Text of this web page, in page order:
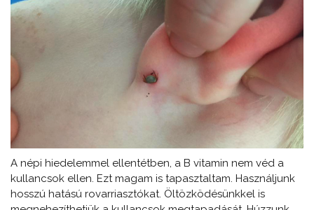
A népi hiedelemmel ellentétben, a B vitamin nem véd a
kullancsok ellen. Ezt magam is tapasztaltam. Használjunk
hosszú hatású rovarriasztókat. Öltözködésünkkel is